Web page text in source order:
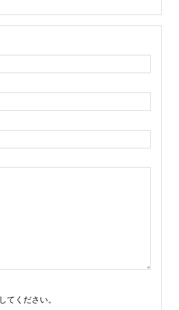
てください。